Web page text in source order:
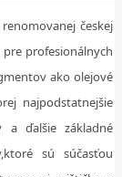
českej
profesionálnych
ako olejové
najpodstatnejšie
a ďalšie základné
sú súčasťou